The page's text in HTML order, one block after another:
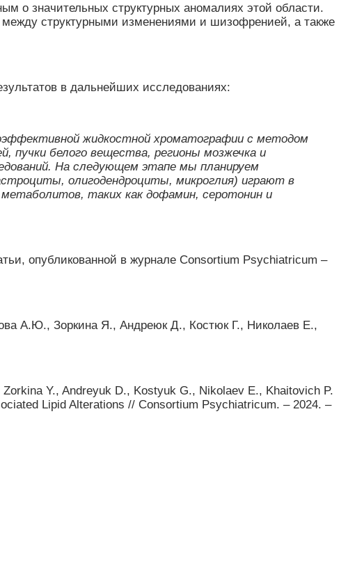
о значительных структурных аномалиях этой области.
структурными изменениями и шизофренией, а также
в дальнейших исследованиях:
жидкостной хроматографии с методом
пучки белого вещества, регионы мозжечка и
На следующем этапе мы планируем
олигодендроциты, микроглия) играют в
таких как дофамин, серотонин и
опубликованной в журнале Consortium Psychiatricum –
А.Ю., Зоркина Я., Андреюк Д., Костюк Г., Николаев Е.,
Y., Andreyuk D., Kostyuk G., Nikolaev E., Khaitovich P.
Lipid Alterations // Consortium Psychiatricum. – 2024. –